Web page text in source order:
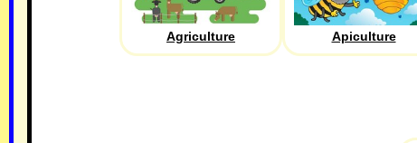
Agriculture Apiculture